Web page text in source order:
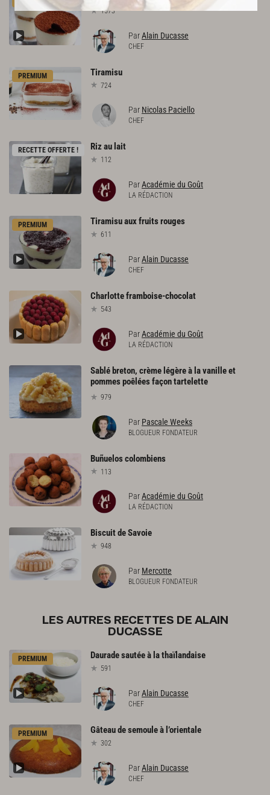
1573
ParAlain Ducasse
CHEF
PREMIUM Tiramisu
724
Par Nicolas Paciello
CHEF
RECETTE OFFERTE ! Rizau lait
112
ParAcadémie du Goût
LA RÉDACTION
PREMIUM Tiramisuauxfruitsrouges
611
ParAlain Ducasse
CHEF
Charlotteframboise-chocolat
543
ParAcadémie du Goût
LA RÉDACTION
Sablé breton, crème légère à la vanille et
pommes poêlées façon tartelette
979
Par Pascale Weeks
BLOGUEUR FONDATEUR
Buñueloscolombiens
113
ParAcadémie du Goût
LA RÉDACTION
BiscuitdeSavoie
948
Par Mercotte
BLOGUEUR FONDATEUR
LES AUTRES RECETTES DE ALAIN
DUCASSE
PREMIUM Dauradesautéeà lathaïlandaise
591
ParAlain Ducasse
CHEF
PREMIUM Gâteaudesemouleà l’orientale
302
ParAlain Ducasse
CHEF